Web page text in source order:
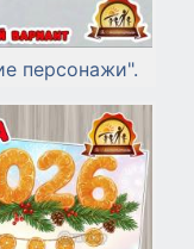
персонажи".